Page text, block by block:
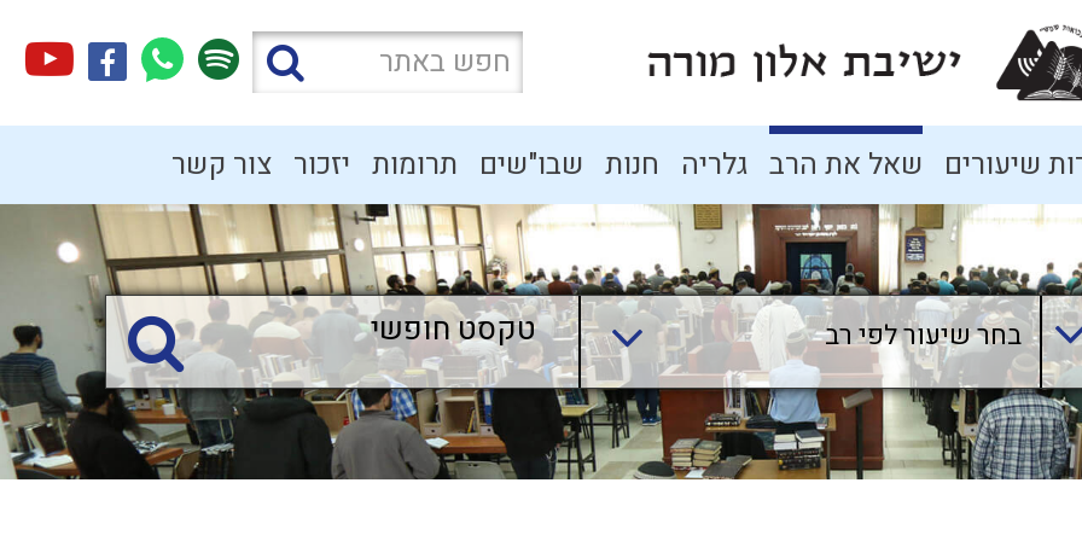
שיעורים שאל את הרב גלריה חנות שבו"שים תרומות יזכור צור קשר
בחר שיעור לפי רב